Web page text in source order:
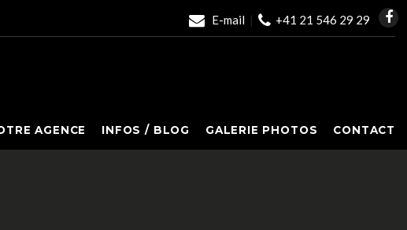
E-mail | +41 21 546 29 29
AGENCE INFOS / BLOG GALERIE PHOTOS CONTACT